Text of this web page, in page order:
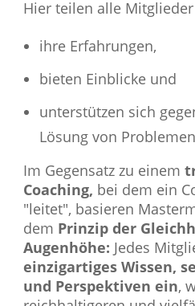
Hier teilen alle Mitglieder
ihre Erfahrungen,
bieten Einblicke und
unterstützen sich
Lösung von
Im Gegensatz zu einem
Coaching, bei dem ein
"leitet", basieren
dem Prinzip der
Augenhöhe: Jedes
einzigartiges Wissen,
und Perspektiven ein,